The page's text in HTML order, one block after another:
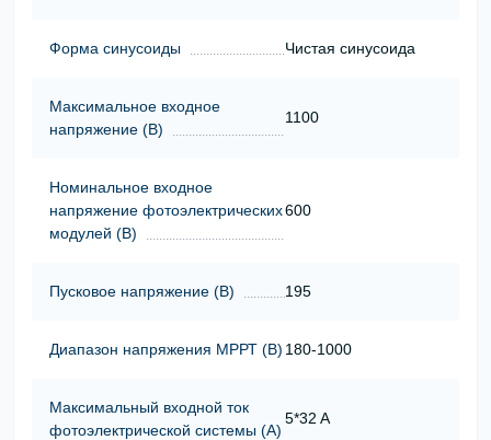
Форма синусоиды Чистая синусоида
Максимальное входное
напряжение (В)
1100
Номинальное входное
напряжение фотоэлектрических
модулей (В)
600
Пусковое напряжение (В) 195
Диапазон напряжения МРРТ (В) 180-1000
Максимальный входной ток
фотоэлектрической системы (А)
5*32 A